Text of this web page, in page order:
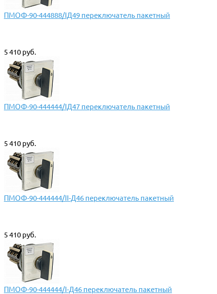
ПМОФ-90-444888/IД49 переключатель пакетный
5 410 руб.
ПМОФ-90-444444/IД47 переключатель пакетный
5 410 руб.
ПМОФ-90-444444/II-Д46 переключатель пакетный
5 410 руб.
ПМОФ-90-444444/I-Д46 переключатель пакетный